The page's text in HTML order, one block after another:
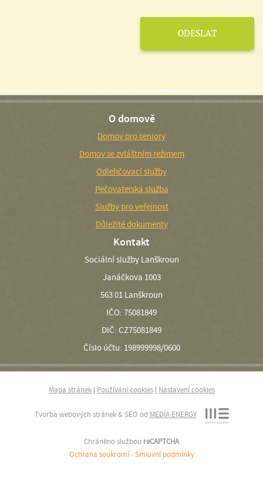
O domově
Domov pro seniory
Domov se zvláštním režimem
Odlehčovací služby
Pečovatelská služba
Služby pro veřejnost
Důležité dokumenty
Kontakt
Sociální služby Lanškroun
Janáčkova 1003
563 01 Lanškroun
IČO: 75081849
DIČ: CZ75081849
Číslo účtu: 198999998/0600
Mapa stránek| Používání cookies| Nastavení cookies
Tvorba webových stránek & SEO od MEDIA ENERGY
Chráněno službou reCAPTCHA
Ochrana soukromí -Smluvní podmínky